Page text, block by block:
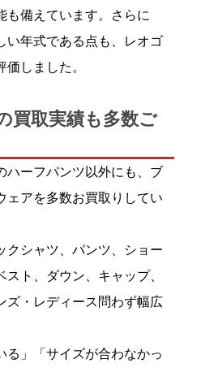
も備えています。さらに
い年式である点も、レオゴ
しました。
買取実績も多数ご
ハーフパンツ以外にも、ブ
ェアを多数お買取りしてい
クシャツ、パンツ、ショー
スト、ダウン、キャップ、
ズ・レディース問わず幅広
る」「サイズが合わなかっ